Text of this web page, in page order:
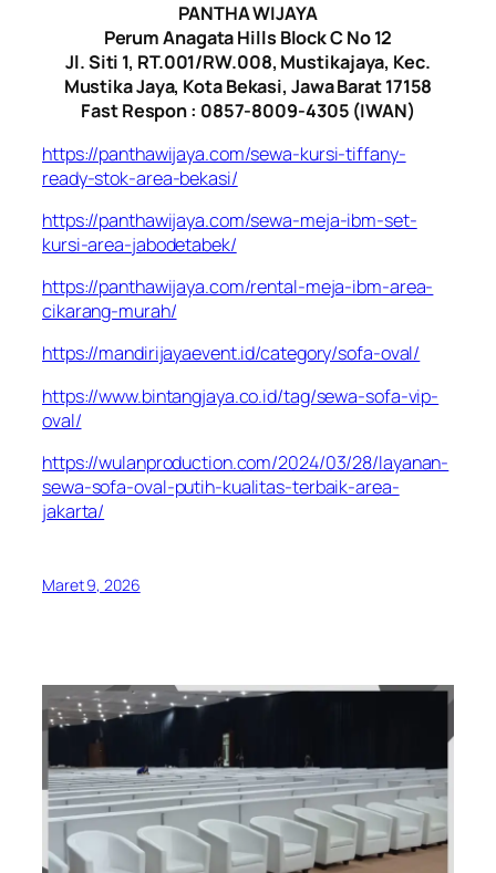
PANTHA WIJAYA
Perum Anagata Hills Block C No 12
Jl. Siti 1, RT.001/RW.008, Mustikajaya, Kec.
Mustika Jaya, Kota Bekasi, Jawa Barat 17158
Fast Respon : 0857-8009-4305 (IWAN)
https://panthawijaya.com/sewa-kursi-tiffany-
ready-stok-area-bekasi/
https://panthawijaya.com/sewa-meja-ibm-set-
kursi-area-jabodetabek/
https://panthawijaya.com/rental-meja-ibm-area-
cikarang-murah/
https://mandirijayaevent.id/category/sofa-oval/
https://www.bintangjaya.co.id/tag/sewa-sofa-vip-
oval/
https://wulanproduction.com/2024/03/28/layanan-
sewa-sofa-oval-putih-kualitas-terbaik-area-
jakarta/
Maret 9, 2026